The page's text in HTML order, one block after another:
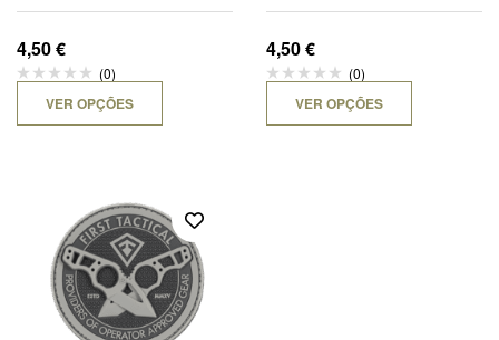
4,50€
(0)
VER OPÇÕES
4,50€
(0)
VER OPÇÕES